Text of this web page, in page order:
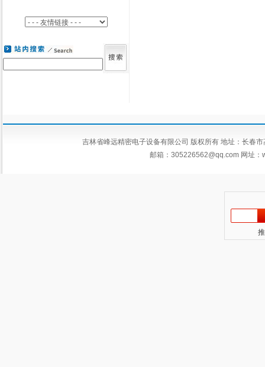
吉林省峰远精密电子设备有限公司 版权所有 地址：长
邮箱： 305226562@qq.com网址：